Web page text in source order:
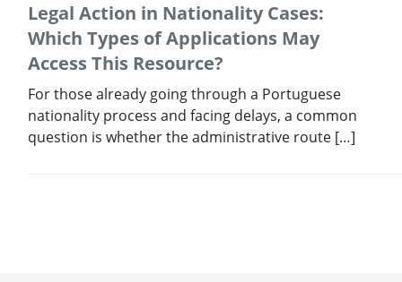
Legal Action in Nationality Cases:
Which Types of Applications May
Access This Resource?
For those already going through a Portuguese
nationality process and facing delays, a common
question is whether the administrative route […]